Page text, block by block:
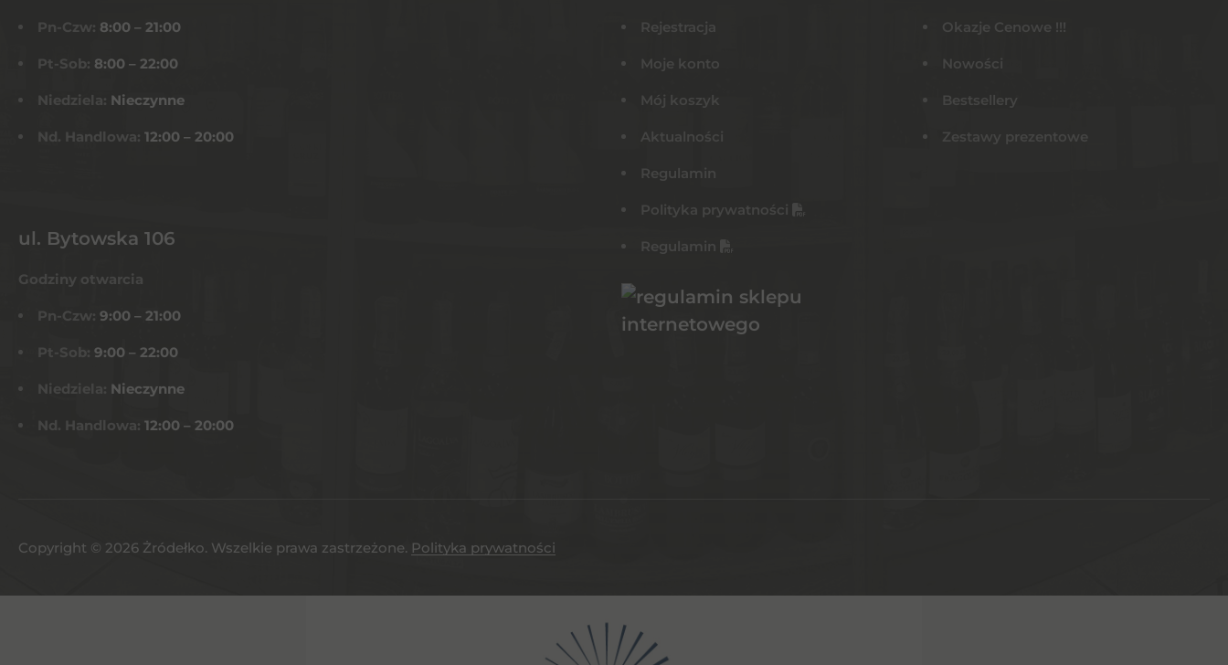
Pn-Czw: 8:00 – 21:00
Pt-Sob: 8:00 – 22:00
Niedziela: Nieczynne
Nd. Handlowa: 12:00 – 20:00
ul. Bytowska 106
Godziny otwarcia
Pn-Czw: 9:00 – 21:00
Pt-Sob: 9:00 – 22:00
Niedziela: Nieczynne
Nd. Handlowa: 12:00 – 20:00
Rejestracja
Moje konto
Mój koszyk
Aktualności
Regulamin
Polityka prywatności
Regulamin
Okazje Cenowe !!!
Nowości
Bestsellery
Zestawy prezentowe
Copyright © 2026 Żródełko. Wszelkie prawa zastrzeżone. Polityka prywatności